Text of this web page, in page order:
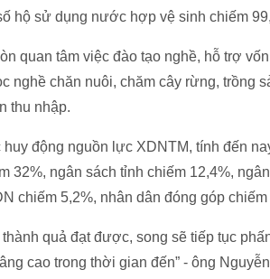
hộ sử dụng nước hợp vệ sinh chiếm
quan tâm việc đào tạo nghề, hỗ trợ
nghề chăn nuôi, chăm cây rừng,
thu nhập.
động nguồn lực XDNTM, tính đến
32%, ngân sách tỉnh chiếm 12,4%,
chiếm 5,2%, nhân dân đóng góp
quả đạt được, song sẽ tiếp tục
cao trong thời gian đến” - ông